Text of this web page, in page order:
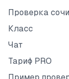
Проверка
Класс
Чат
Тариф PRO